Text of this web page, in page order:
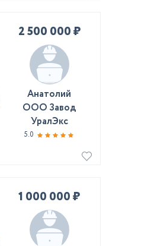
2 500 000 ₽
Анатолий
ООО Завод
УралЭкс
5.0
1 000 000 ₽